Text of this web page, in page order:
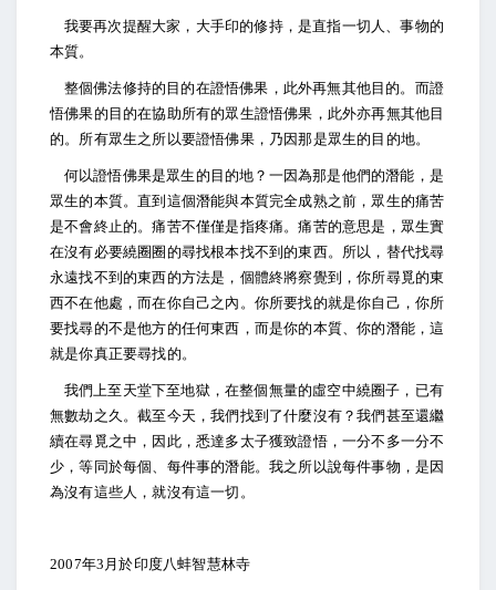
我要再次提醒大家，大手印的修持，是直指一切人、事物的
本質。
整個佛法修持的目的在證悟佛果，此外再無其他目的。而證
悟佛果的目的在協助所有的眾生證悟佛果，此外亦再無其他目
的。所有眾生之所以要證悟佛果，乃因那是眾生的目的地。
何以證悟佛果是眾生的目的地？一因為那是他們的潛能，是
眾生的本質。直到這個潛能與本質完全成熟之前，眾生的痛苦
是不會終止的。痛苦不僅僅是指疼痛。痛苦的意思是，眾生實
在沒有必要繞圈圈的尋找根本找不到的東西。所以，替代找尋
永遠找不到的東西的方法是，個體終將察覺到，你所尋覓的東
西不在他處，而在你自己之內。你所要找的就是你自己，你所
要找尋的不是他方的任何東西，而是你的本質、你的潛能，這
就是你真正要尋找的。
我們上至天堂下至地獄，在整個無量的虛空中繞圈子，已有
無數劫之久。截至今天，我們找到了什麼沒有？我們甚至還繼
續在尋覓之中，因此，悉達多太子獲致證悟，一分不多一分不
少，等同於每個、每件事的潛能。我之所以說每件事物，是因
為沒有這些人，就沒有這一切。
2007年3月於印度八蚌智慧林寺